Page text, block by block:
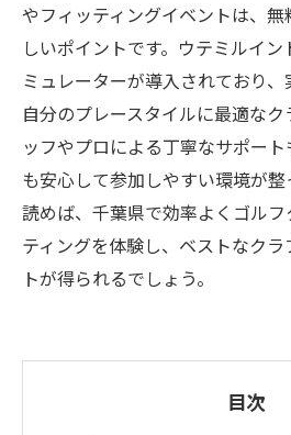
やフィッティングイベントは、
しいポイントです。ウテミルイ
ミュレーターが導入されており
自分のプレースタイルに最適な
ッフやプロによる丁寧なサポー
も安心して参加しやすい環境が
読めば、千葉県で効率よくゴル
ティングを体験し、ベストなク
トが得られるでしょう。
目次